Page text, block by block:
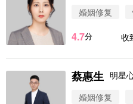
婚姻修复
4.7分 收
蔡惠生 明星
婚姻修复
微信用户 圆
微信用户
案